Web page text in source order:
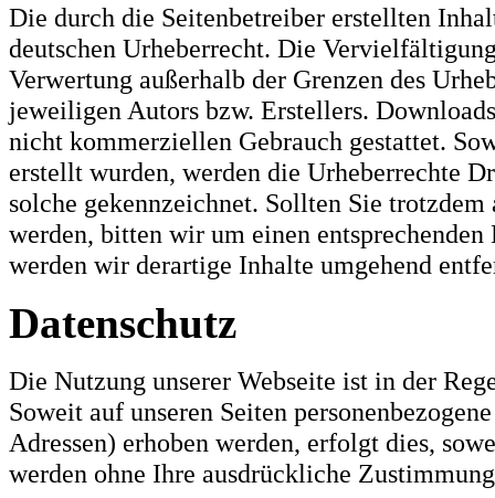
Die durch die Seitenbetreiber erstellten
deutschen Urheberrecht. Die
Verwertung außerhalb der Grenzen des
jeweiligen Autors bzw. Erstellers.
nicht kommerziellen Gebrauch gestattet.
erstellt wurden, werden die Urheberrechte
solche gekennzeichnet. Sollten Sie
werden, bitten wir um einen
werden wir derartige Inhalte umgehend
Datenschutz
Die Nutzung unserer Webseite ist in der
Soweit auf unseren Seiten
Adressen) erhoben werden, erfolgt dies,
werden ohne Ihre ausdrückliche